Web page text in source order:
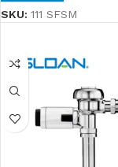
SKU: 111 SFSM